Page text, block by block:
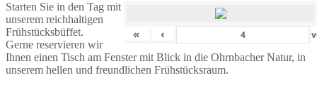
« ‹
Starten Sie in den Tag mit
unserem reichhaltigen
Frühstücksbüffet.
Gerne reservieren wir
Ihnen einen Tisch am Fenster mit Blick in die Ohrnbacher Natur, in
unserem hellen und freundlichen Frühstücksraum.